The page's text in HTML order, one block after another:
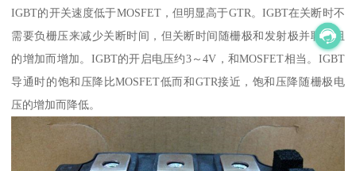
IGBT的开关速度低于MOSFET，但明显高于GTR。IGBT在关断时不
需要负栅压来减少关断时间，但关断时间随栅极和发射极并联电阻
的增加而增加。IGBT的开启电压约3～4V，和MOSFET相当。IGBT
导通时的饱和压降比MOSFET低而和GTR接近，饱和压降随栅极电
压的增加而降低。